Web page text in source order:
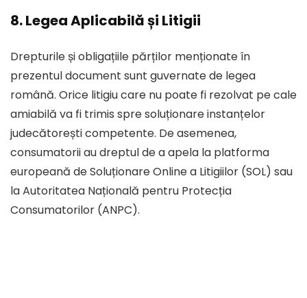
8. Legea Aplicabilă și Litigii
Drepturile și obligațiile părților menționate în
prezentul document sunt guvernate de legea
română. Orice litigiu care nu poate fi rezolvat pe cale
amiabilă va fi trimis spre soluționare instanțelor
judecătorești competente. De asemenea,
consumatorii au dreptul de a apela la platforma
europeană de Soluționare Online a Litigiilor (SOL) sau
la Autoritatea Națională pentru Protecția
Consumatorilor (ANPC).